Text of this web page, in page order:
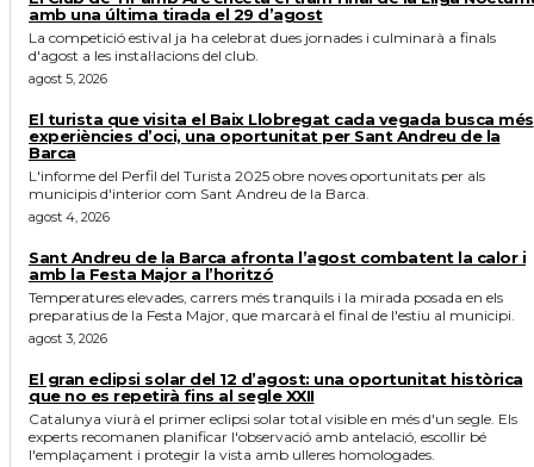
amb una última tirada el 29 d’agost
La competició estival ja ha celebrat dues jornades i culminarà a finals
d'agost a les instal·lacions del club.
agost 5, 2026
El turista que visita el Baix Llobregat cada vegada busca més
experiències d’oci, una oportunitat per Sant Andreu de la
Barca
L'informe del Perfil del Turista 2025 obre noves oportunitats per als
municipis d'interior com Sant Andreu de la Barca.
agost 4, 2026
Sant Andreu de la Barca afronta l’agost combatent la calor i
amb la Festa Major a l’horitzó
Temperatures elevades, carrers més tranquils i la mirada posada en els
preparatius de la Festa Major, que marcarà el final de l'estiu al municipi.
agost 3, 2026
El gran eclipsi solar del 12 d’agost: una oportunitat històrica
que no es repetirà fins al segle XXII
Catalunya viurà el primer eclipsi solar total visible en més d'un segle. Els
experts recomanen planificar l'observació amb antelació, escollir bé
l'emplaçament i protegir la vista amb ulleres homologades.